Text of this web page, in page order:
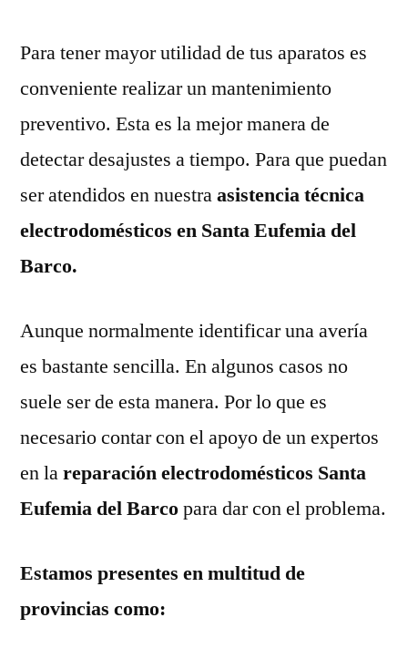
Para tener mayor utilidad de tus aparatos es
conveniente realizar un mantenimiento
preventivo. Esta es la mejor manera de
detectar desajustes a tiempo. Para que puedan
ser atendidos en nuestraasistencia técnica
electrodomésticos en Santa Eufemia del
Barco.
Aunque normalmente identificar una avería
es bastante sencilla. En algunos casos no
suele ser de esta manera. Por lo que es
necesario contar con el apoyo de un expertos
en lareparación electrodomésticos Santa
Eufemia del Barcopara dar con el problema.
Estamos presentes en multitud de
provincias como: